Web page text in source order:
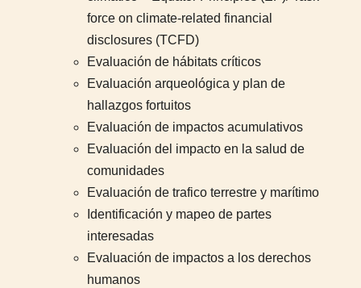
force on climate-related financial
disclosures (TCFD)
Evaluación de hábitats críticos
Evaluación arqueológica y plan de
hallazgos fortuitos
Evaluación de impactos acumulativos
Evaluación del impacto en la salud de
comunidades
Evaluación de trafico terrestre y marítimo
Identificación y mapeo de partes
interesadas
Evaluación de impactos a los derechos
humanos